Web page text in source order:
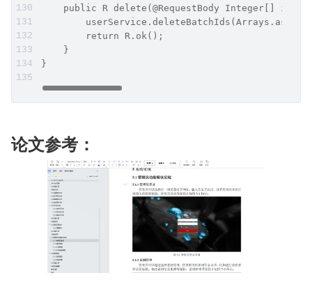
    public R delete(@RequestBody Integer[] ids){
        return R.ok();
    }
}
论文参考：